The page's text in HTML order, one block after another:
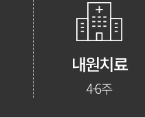
내원치료
4-6주